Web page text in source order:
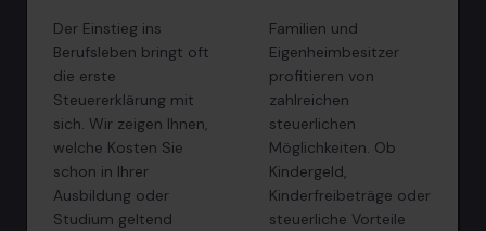
Der Einstieg ins
Berufsleben bringt oft
die erste
Steuererklärung mit
sich. Wir zeigen Ihnen,
welche Kosten Sie
schon in Ihrer
Ausbildung oder
Studium geltend
Familien und
Eigenheimbesitzer
profitieren von
zahlreichen
steuerlichen
Möglichkeiten. Ob
Kindergeld,
Kinderfreibeträge oder
steuerliche Vorteile